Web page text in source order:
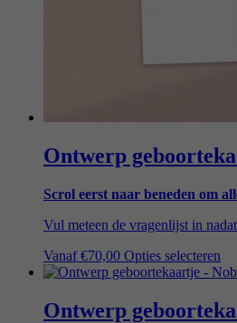
Ontwerp
Scrol eerst naar beneden om
Vul meteen de vragenlijst in
Vanaf€70,00 Opties selecteren
Ontwerp